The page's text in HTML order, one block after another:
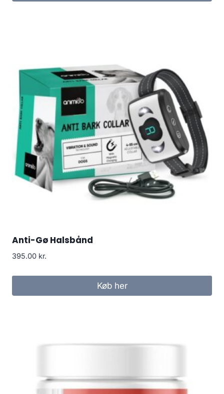
Anti-Gø Halsbånd
395.00 kr.
Køb her